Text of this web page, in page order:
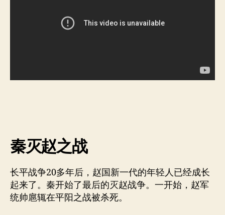
秦灭赵之战
长平战争20多年后，赵国新一代的年轻人已经成长
起来了。秦开始了最后的灭赵战争。一开始，赵军
统帅扈辄在平阳之战被杀死。